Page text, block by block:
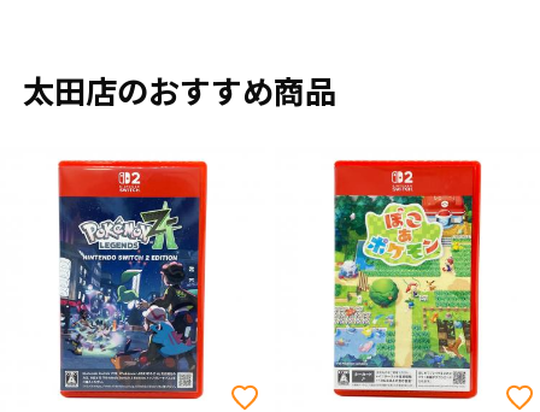
太田店のおすすめ商品